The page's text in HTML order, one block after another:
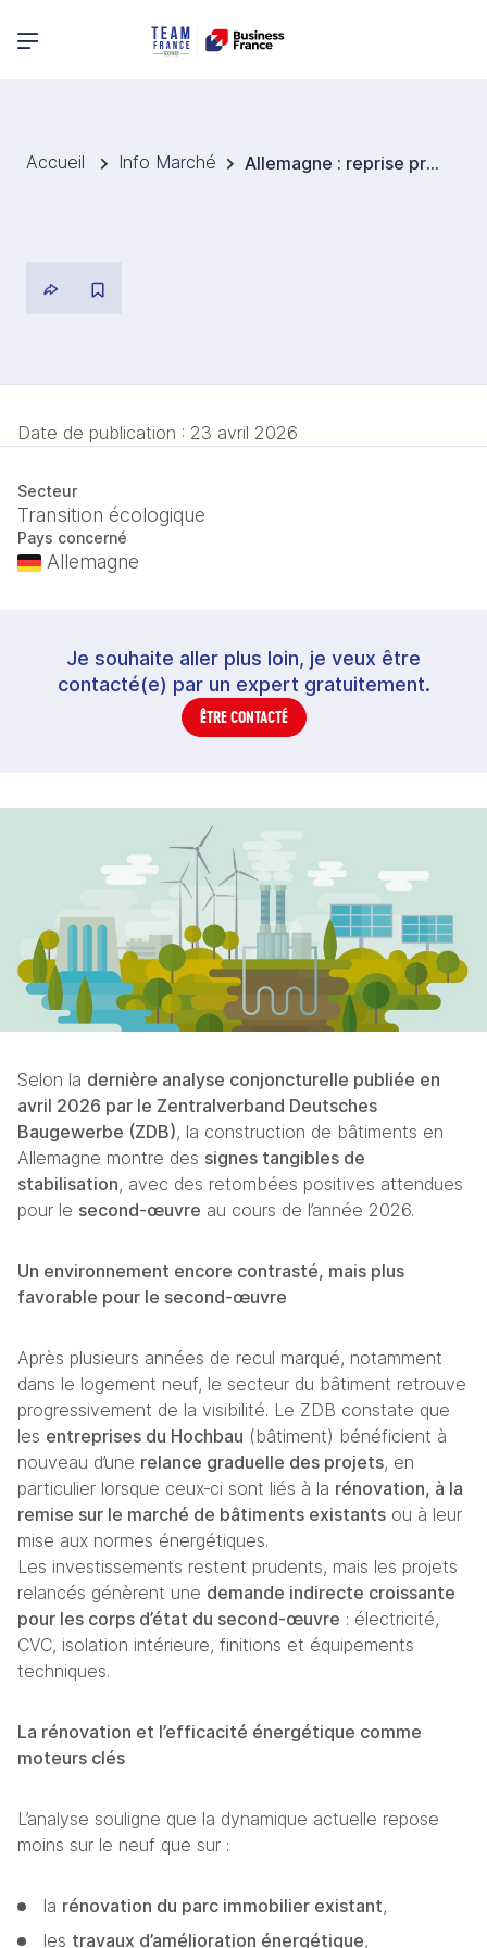
Menu principal
Accueil Info Marché Allemagne : reprise progressive du second œuvre en 2026, portée par la rénovation et les installations techniques
Date de publication : 23 avril 2026
Secteur
Transition écologique
Pays concerné
Allemagne
Je souhaite aller plus loin, je veux être
contacté(e) par un expert gratuitement.
ÊTRE CONTACTÉ
Selon la dernière analyse conjoncturelle publiée en
avril 2026 par le Zentralverband Deutsches
Baugewerbe (ZDB), la construction de bâtiments en
Allemagne montre des signes tangibles de
stabilisation, avec des retombées positives attendues
pour le second‑œuvre au cours de l’année 2026.
Un environnement encore contrasté, mais plus
favorable pour le second‑œuvre
Après plusieurs années de recul marqué, notamment
dans le logement neuf, le secteur du bâtiment retrouve
progressivement de la visibilité. Le ZDB constate que
les entreprises du Hochbau (bâtiment) bénéficient à
nouveau d’une relance graduelle des projets, en
particulier lorsque ceux‑ci sont liés à la rénovation, à la
remise sur le marché de bâtiments existants ou à leur
mise aux normes énergétiques.
Les investissements restent prudents, mais les projets
relancés génèrent une demande indirecte croissante
pour les corps d’état du second‑œuvre : électricité,
CVC, isolation intérieure, finitions et équipements
techniques.
La rénovation et l’efficacité énergétique comme
moteurs clés
L’analyse souligne que la dynamique actuelle repose
moins sur le neuf que sur :
la rénovation du parc immobilier existant,
les travaux d’amélioration énergétique,